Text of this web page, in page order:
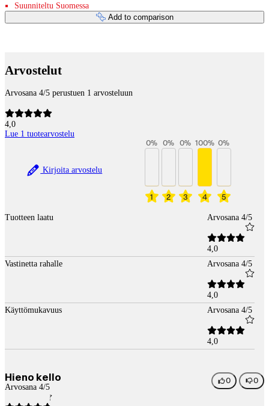
Suunniteltu Suomessa
Add to comparison
Arvostelut
Arvosana 4/5 perustuen 1 arvosteluun
4,0
Lue 1 tuotearvostelu
Kirjoita arvostelu
1
0%
2
0%
3
0%
4
100%
5
0%
Tuotteen laatu Arvosana 4/5
4,0
Vastinetta rahalle
Arvosana 4/5
4,0
Käyttömukavuus
Arvosana 4/5
4,0
Hieno kello
Arvosana 4/5
0 0